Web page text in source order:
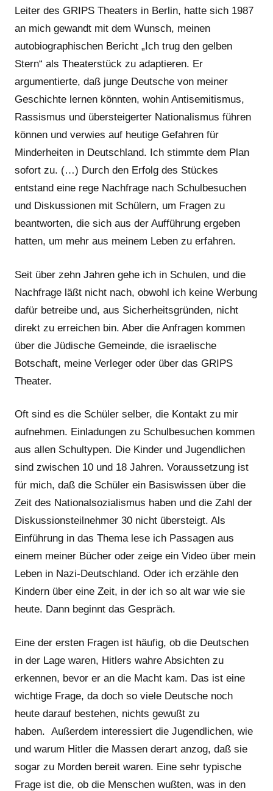
Leiter des GRIPS Theaters in Berlin, hatte sich 1987
an mich gewandt mit dem Wunsch, meinen
autobiographischen Bericht „Ich trug den gelben
Stern“ als Theaterstück zu adaptieren. Er
argumentierte, daß junge Deutsche von meiner
Geschichte lernen könnten, wohin Antisemitismus,
Rassismus und übersteigerter Nationalismus führen
können und verwies auf heutige Gefahren für
Minderheiten in Deutschland. Ich stimmte dem Plan
sofort zu. (…) Durch den Erfolg des Stückes
entstand eine rege Nachfrage nach Schulbesuchen
und Diskussionen mit Schülern, um Fragen zu
beantworten, die sich aus der Aufführung ergeben
hatten, um mehr aus meinem Leben zu erfahren.
Seit über zehn Jahren gehe ich in Schulen, und die
Nachfrage läßt nicht nach, obwohl ich keine Werbung
dafür betreibe und, aus Sicherheitsgründen, nicht
direkt zu erreichen bin. Aber die Anfragen kommen
über die Jüdische Gemeinde, die israelische
Botschaft, meine Verleger oder über das GRIPS
Theater.
Oft sind es die Schüler selber, die Kontakt zu mir
aufnehmen. Einladungen zu Schulbesuchen kommen
aus allen Schultypen. Die Kinder und Jugendlichen
sind zwischen 10 und 18 Jahren. Voraussetzung ist
für mich, daß die Schüler ein Basiswissen über die
Zeit des Nationalsozialismus haben und die Zahl der
Diskussionsteilnehmer 30 nicht übersteigt. Als
Einführung in das Thema lese ich Passagen aus
einem meiner Bücher oder zeige ein Video über mein
Leben in Nazi-Deutschland. Oder ich erzähle den
Kindern über eine Zeit, in der ich so alt war wie sie
heute. Dann beginnt das Gespräch.
Eine der ersten Fragen ist häufig, ob die Deutschen
in der Lage waren, Hitlers wahre Absichten zu
erkennen, bevor er an die Macht kam. Das ist eine
wichtige Frage, da doch so viele Deutsche noch
heute darauf bestehen, nichts gewußt zu
haben. Außerdem interessiert die Jugendlichen, wie
und warum Hitler die Massen derart anzog, daß sie
sogar zu Morden bereit waren. Eine sehr typische
Frage ist die, ob die Menschen wußten, was in den